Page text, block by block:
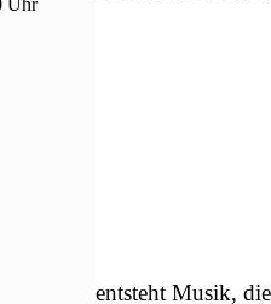
entsteht Musik,